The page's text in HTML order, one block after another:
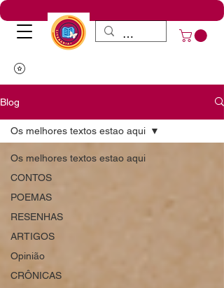
Blog
Os melhores textos estao aqui
CONTOS
POEMAS
RESENHAS
ARTIGOS
Opinião
CRÔNICAS
Os melhores textos estao aqui